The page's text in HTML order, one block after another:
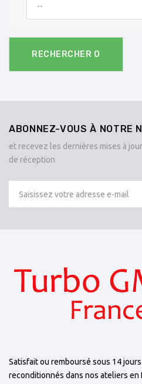
--
RECHERCHER 0
ABONNEZ-VOUS À NOTRE
et recevez les dernières mises à
de réception
Satisfait ou remboursé sous 14
reconditionnés dans nos ateliers en